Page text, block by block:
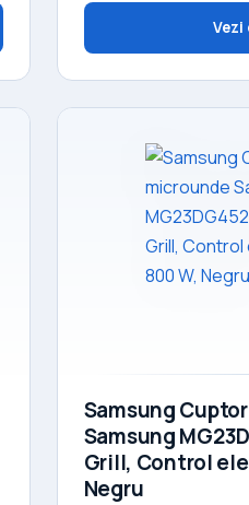
Samsung
Samsung
Grill, Control
Negru